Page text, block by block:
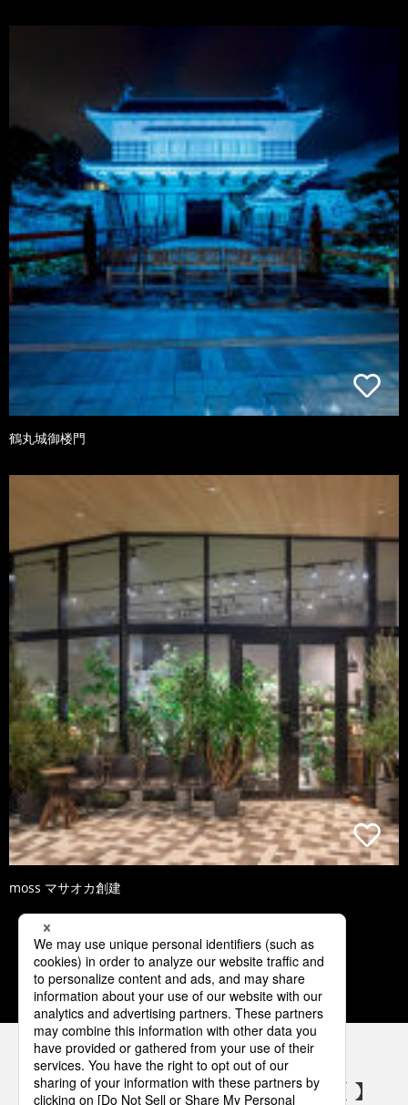
鶴丸城御楼門
moss マサオカ創建
1 2 3 4 5
パナソニックの電気設備 SNSアカウント